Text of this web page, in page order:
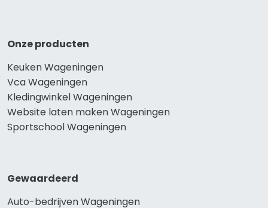
Onze producten
Keuken Wageningen
Vca Wageningen
Kledingwinkel Wageningen
Website laten maken Wageningen
Sportschool Wageningen
Gewaardeerd
Auto-bedrijven Wageningen